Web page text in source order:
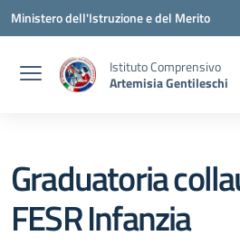
Vai ai contenuti
Vai al menu di navigazione
Vai al footer
Ministero dell'Istruzione e del Merito
Istituto Comprensivo
Artemisia Gentileschi
Graduatoria
FESR Infanzia